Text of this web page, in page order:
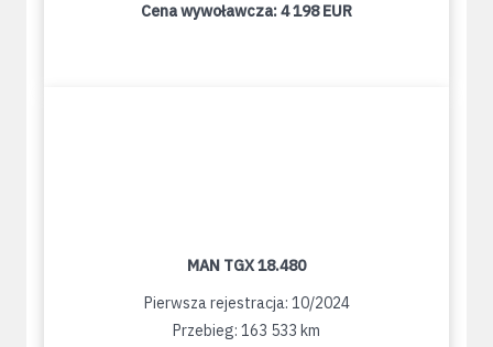
Cena wywoławcza:4 198 EUR
MAN TGX 18.480
Pierwsza rejestracja: 10/2024
Przebieg: 163 533 km